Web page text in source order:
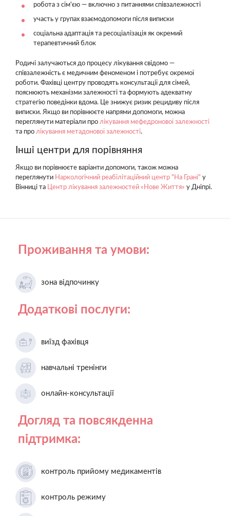
робота з сім'єю — включно з питаннями співзалежності
участь у групах взаємодопомоги після виписки
соціальна адаптація та ресоціалізація як окремий
терапевтичний блок
Родичі залучаються до процесу лікування свідомо —
співзалежність є медичним феноменом і потребує окремої
роботи. Фахівці центру проводять консультації для сімей,
пояснюють механізми залежності та формують адекватну
стратегію поведінки вдома. Це знижує ризик рецидиву після
виписки. Якщо ви порівнюєте напрями допомоги, можна
переглянути матеріали про лікування мефедронової залежності
та про лікування метадонової залежності.
Інші центри для порівняння
Якщо ви порівнюєте варіанти допомоги, також можна
переглянути Наркологічний реабілітаційний центр "На Грані" у
Вінниці та
Центр лікування залежностей «Нове Життя» у Дніпрі.
Проживання та умови:
зона відпочинку
Додаткові послуги:
виїзд фахівця
навчальні тренінги
онлайн-консультації
Догляд та повсякденна
підтримка:
контроль прийому медикаментів
контроль режиму